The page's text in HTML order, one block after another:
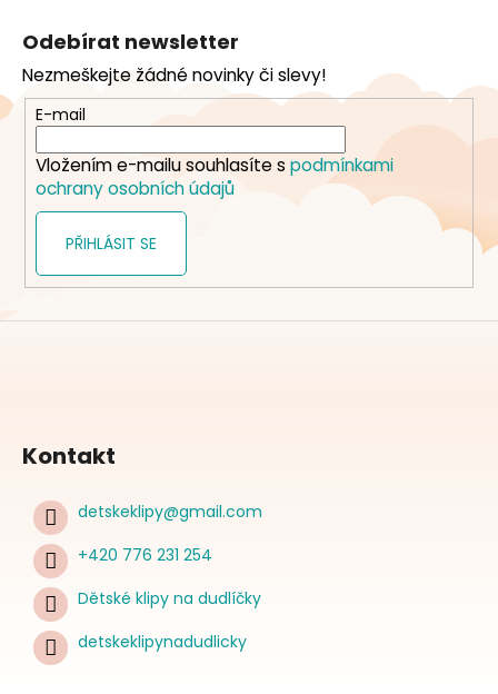
a
t
Odebírat newsletter
Nezmeškejte žádné novinky či slevy!
E-mail
Vložením e-mailu souhlasíte s podmínkami
ochrany osobních údajů
PŘIHLÁSIT SE
Kontakt
detskeklipy@gmail.com
+420 776 231 254
Dětské klipy na dudlíčky
detskeklipynadudlicky